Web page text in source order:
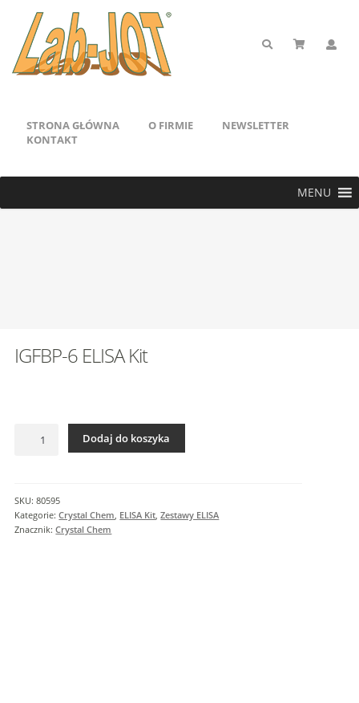
STRONA GŁÓWNA O FIRMIE
NEWSLETTER
KONTAKT
MENU
IGFBP-6 ELISA Kit
IGFBP-
Kit
Dodaj do koszyka
SKU:80595
Kategorie:Crystal Chem ELISA Kit ,Zestawy ELISA
Znacznik:Crystal Chem